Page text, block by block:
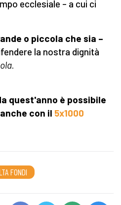
ecclesiale – a cui ci
o piccola che sia –
la nostra dignità
.
quest'anno è possibile
con il 5x1000
FONDI